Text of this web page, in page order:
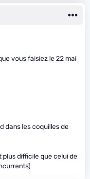
vous faisiez le 22 mai
dans les coquilles de
difficile que celui de